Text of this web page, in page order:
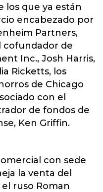
los que ya están
encabezado por
Partners,
cofundador de
Inc., Josh Harris,
Ricketts, los
de Chicago
con el
de fondos de
Ken Griffin.
con sede
la venta del
ruso Roman